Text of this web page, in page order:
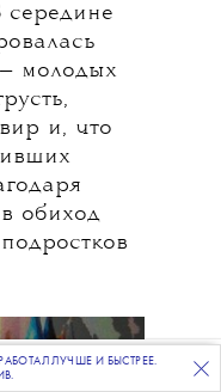
РАССЫЛКУ
— молодых
и, что
обиход
ЛУЧШЕ И БЫСТРЕЕ.